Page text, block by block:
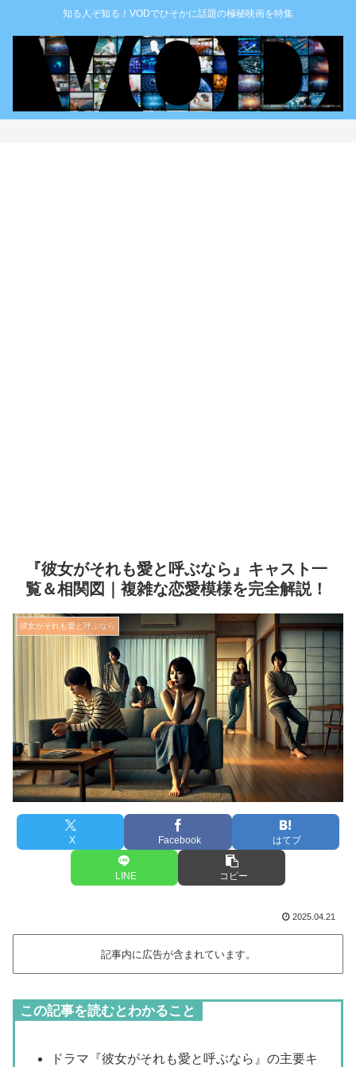
知る人ぞ知る！VODでひそかに話題の極秘映画を特集
『彼女がそれも愛と呼ぶなら』キャスト一
覧＆相関図｜複雑な恋愛模様を完全解説！
彼女がそれも愛と呼ぶなら
X Facebook はてブ
LINE コピー
2025.04.21
記事内に広告が含まれています。
この記事を読むとわかること
ドラマ『彼女がそれも愛と呼ぶなら』の主要キ